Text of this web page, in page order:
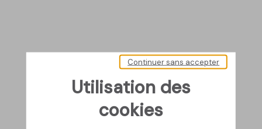
Utilisation des
cookies
Continuer sans accepter